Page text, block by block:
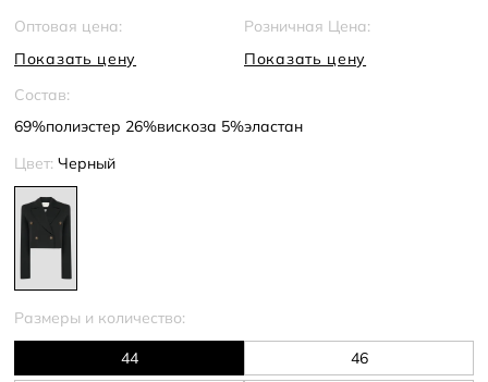
Оптовая цена:
Показать цену
Розничная Цена:
Показать цену
Состав:
69%полиэстер 26%вискоза 5%эластан
Цвет: Черный
Размеры и количество:
44 46